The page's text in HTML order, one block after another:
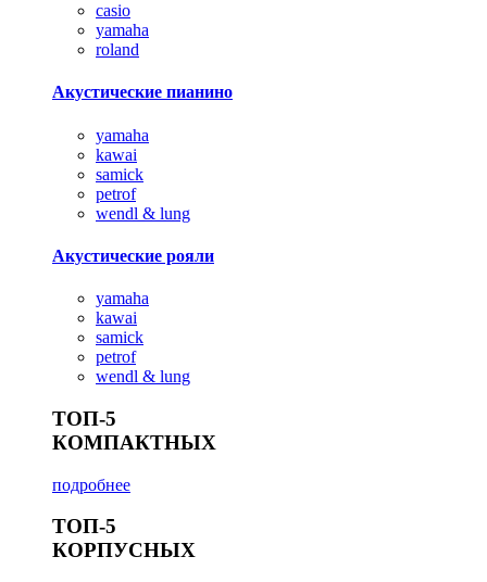
casio
yamaha
roland
Акустические пианино
yamaha
kawai
samick
petrof
wendl & lung
Акустические рояли
yamaha
kawai
samick
petrof
wendl & lung
ТОП-5
КОМПАКТНЫХ
подробнее
ТОП-5
КОРПУСНЫХ